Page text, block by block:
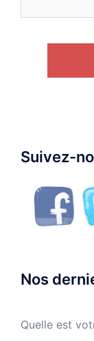
Suivez-
Nos
Quelle est